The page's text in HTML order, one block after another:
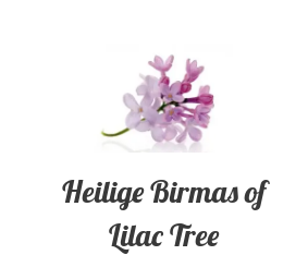
Heilige Birmas of
Lilac Tree